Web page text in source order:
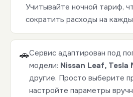
Учитывайте ночной тариф,
сократить расходы на
🚗Сервис адаптирован под
модели: Nissan Leaf, Tesla
другие. Просто выберите
настройте параметры